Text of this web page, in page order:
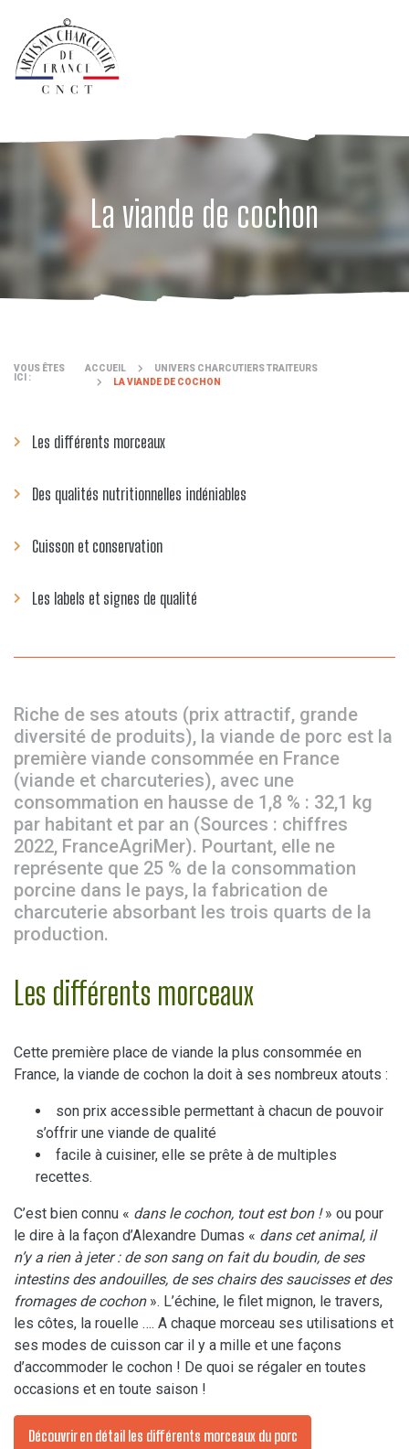
principal
La viande de cochon
VOUS ÊTES
ICI :
ACCUEIL
UNIVERS CHARCUTIERS TRAITEURS
LA VIANDE DE COCHON
Les différents morceaux
Des qualités nutritionnelles indéniables
Cuisson et conservation
Les labels et signes de qualité
Riche de ses atouts (prix attractif, grande
diversité de produits), la viande de porc est la
première viande consommée en France
(viande et charcuteries), avec une
consommation en hausse de 1,8 % : 32,1 kg
par habitant et par an (Sources : chiffres
2022, FranceAgriMer). Pourtant, elle ne
représente que 25 % de la consommation
porcine dans le pays, la fabrication de
charcuterie absorbant les trois quarts de la
production.
Les différents morceaux
Cette première place de viande la plus consommée en
France, la viande de cochon la doit à ses nombreux atouts :
son prix accessible permettant à chacun de pouvoir
s’offrir une viande de qualité
facile à cuisiner, elle se prête à de multiples
recettes.
C’est bien connu « dans le cochon, tout est bon !» ou pour
le dire à la façon d’Alexandre Dumas « dans cet animal, il
n’y a rien à jeter : de son sang on fait du boudin, de ses
intestins des andouilles, de ses chairs des saucisses et des
fromages de cochon». L’échine, le filet mignon, le travers,
les côtes, la rouelle …. A chaque morceau ses utilisations et
ses modes de cuisson car il y a mille et une façons
d’accommoder le cochon ! De quoi se régaler en toutes
occasions et en toute saison !
Découvrir en détail les différents morceaux du porc